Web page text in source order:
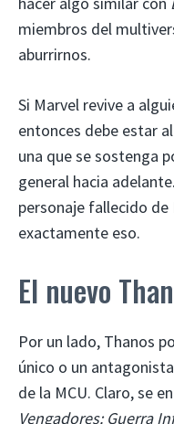
miembros del
aburrirnos.
Si Marvel revive a
entonces debe estar
una que se sostenga
general hacia
personaje fallecido de
exactamente eso.
El nuevo
Por un lado, Thanos
único o un
de la MCU. Claro, se
Vengadores: Guerra